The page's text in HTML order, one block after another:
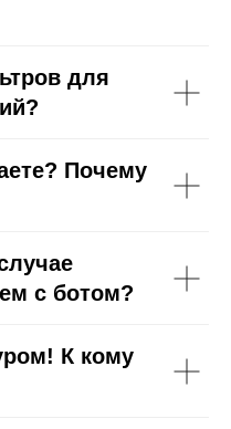
для
Почему
с ботом?
К кому